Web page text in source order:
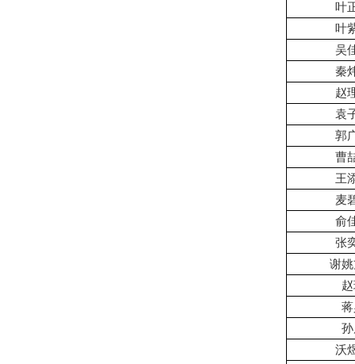
叶
叶
吴
秦
赵
袁
郭
曹
王
麦
俞
张
谢
沃